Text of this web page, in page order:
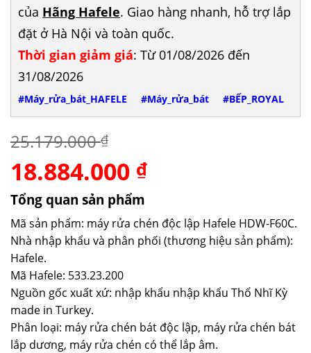
của Hãng Hafele. Giao hàng nhanh, hỗ trợ lắp
đặt ở Hà Nội và toàn quốc.
Thời gian giảm giá: Từ 01/08/2026 đến
31/08/2026
#Máy_rửa_bát_HAFELE #Máy_rửa_bát #BẾP_ROYAL
25.179.000₫
Giá
gốc
là:
25.179.000 ₫.
18.884.000 ₫Giá
là:
18.884.000 ₫.
Tổng quan sản phẩm
Mã sản phẩm: máy rửa chén độc lập Hafele HDW-F60C.
Nhà nhập khẩu và phân phối (thương hiệu sản phẩm):
Hafele.
Mã Hafele: 533.23.200
Nguồn gốc xuất xứ: nhập khẩu nhập khẩu Thổ Nhĩ Kỳ
made in Turkey.
Phân loại: máy rửa chén bát độc lập, máy rửa chén bát
lắp dương, máy rửa chén có thể lắp âm.